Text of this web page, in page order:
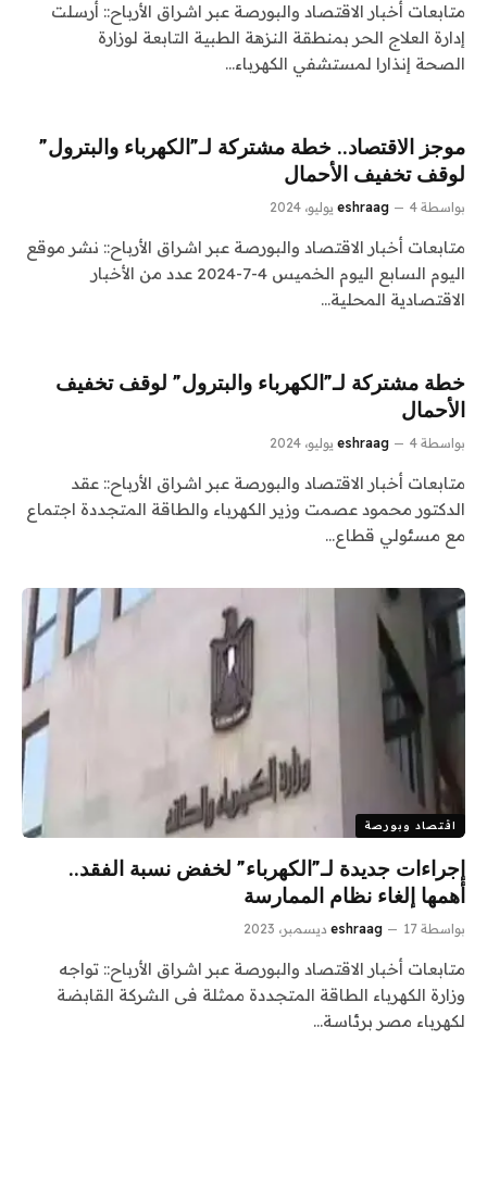
متابعات أخبار الاقتصاد والبورصة عبر اشراق الأرباح:: أرسلت
إدارة العلاج الحر بمنطقة النزهة الطبية التابعة لوزارة
الصحة إنذارا لمستشفي الكهرباء…
موجز الاقتصاد.. خطة مشتركة لـ”الكهرباء والبترول”
لوقف تخفيف الأحمال
بواسطة eshraag 4 يوليو، 2024
متابعات أخبار الاقتصاد والبورصة عبر اشراق الأرباح:: نشر موقع
اليوم السابع اليوم الخميس 4-7-2024 عدد من الأخبار
الاقتصادية المحلية…
خطة مشتركة لـ”الكهرباء والبترول” لوقف تخفيف
الأحمال
بواسطة eshraag 4 يوليو، 2024
متابعات أخبار الاقتصاد والبورصة عبر اشراق الأرباح:: عقد
الدكتور محمود عصمت وزير الكهرباء والطاقة المتجددة اجتماع
مع مسئولي قطاع…
اقتصاد وبورصة
إجراءات جديدة لـ”الكهرباء” لخفض نسبة الفقد..
أهمها إلغاء نظام الممارسة
بواسطة eshraag 17 ديسمبر، 2023
متابعات أخبار الاقتصاد والبورصة عبر اشراق الأرباح:: تواجه
وزارة الكهرباء الطاقة المتجددة ممثلة فى الشركة القابضة
لكهرباء مصر برئاسة…